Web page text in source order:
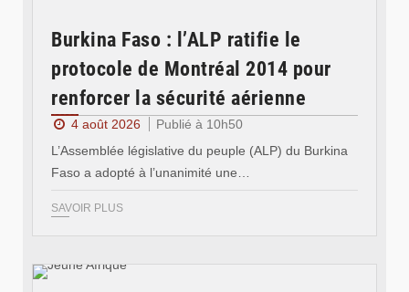
Burkina Faso : l’ALP ratifie le
protocole de Montréal 2014 pour
renforcer la sécurité aérienne
4 août 2026
Publié à 10h50
L’Assemblée législative du peuple (ALP) du Burkina
Faso a adopté à l’unanimité une…
SAVOIR PLUS